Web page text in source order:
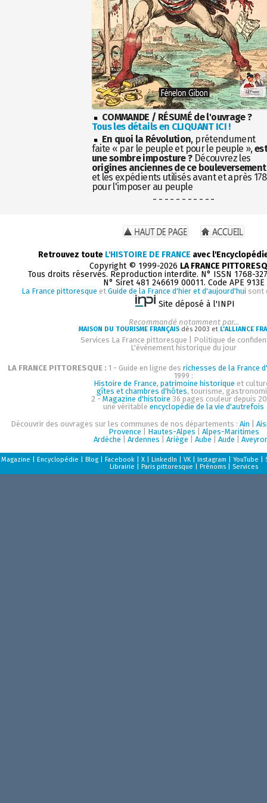
COMMANDE / RÉSUMÉ de l'ouvrage ?
Tous les détails en CLIQUANT ICI !
En quoi la Révolution, prétendument
faite « par le peuple et pour le peuple »,
une sombre imposture ?Découvrez les
origines anciennes de ce bouleversement
et les expédients utilisés avant et après
pour l'imposer au peuple
- - - - - - - - - - -
Retrouvez toute L'HISTOIRE DE FRANCE avec
Copyright © 1999-2026 LA FRANCE
Tous droits réservés. Reproduction interdite. N° ISSN 1768-
N° Siret 481 246619 00011. Code APE 913E
La France pittoresque et Guide de la France d'hier et d'aujourd'hui sont
Site déposé à l'INPI
Recommandé notamment par...
MAISON DU TOURISME FRANÇAISdès 2003 et L'ALLIANCE
Services La France pittoresque
Politique de
L'événement historique du jour
LA FRANCE PITTORESQUE : 1 - Guide en ligne des richesses de la France
1999 :
Histoire de France, patrimoine historique et
gîtes et chambres d'hôtes, tourisme,
2 - Magazine d'histoire 36 pages couleur depuis
une véritable encyclopédie de la vie d'autrefois
Découvrir des ouvrages sur les communes de nos départements : Ain
Provence
Hautes-Alpes
Alpes-Maritimes
Ardèche
Ardennes Ariège Aube Aude
Magazine Encyclopédie Blog| Facebook| X| LinkedIn VK| Instagram YouTube
Librairie
Paris pittoresque Prénoms| Services